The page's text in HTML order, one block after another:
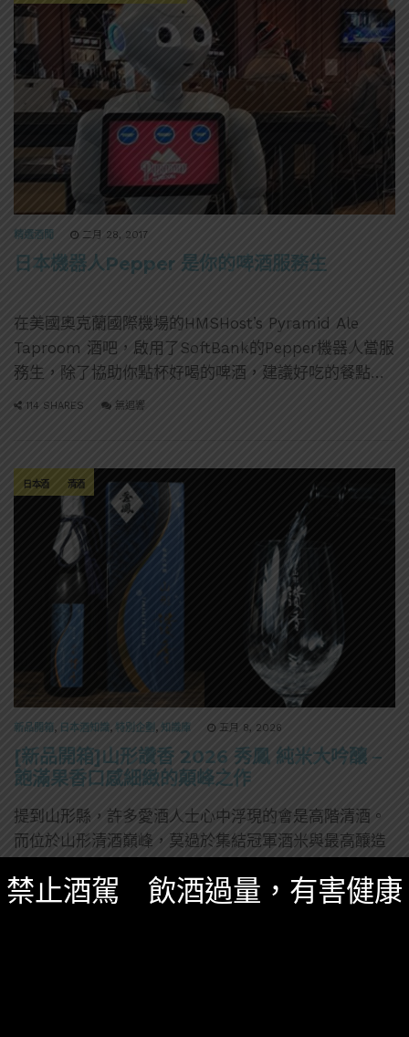
精選酒聞 二月 28, 2017
日本機器人Pepper 是你的啤酒服務生
在美國奧克蘭國際機場的HMSHost’s Pyramid Ale
Taproom 酒吧，啟用了SoftBank的Pepper機器人當服
務生，除了協助你點杯好喝的啤酒，建議好吃的餐點，
讓旅客放鬆一下之外，也是一個機場地圖諮詢中心。
114 SHARES 無迴響
日本酒 清酒
新品開箱 , 日本酒知識 , 特別企劃 , 知識庫 五月 8, 2026
[新品開箱]山形讚香 2026 秀鳳 純米大吟釀 –
飽滿果香口感細緻的顛峰之作
提到山形縣，許多愛酒人士心中浮現的會是高階清酒。
而位於山形清酒巔峰，莫過於集結冠軍酒米與最高釀造
0 SHARES 無迴響
禁止酒駕 飲酒過量，有害健康